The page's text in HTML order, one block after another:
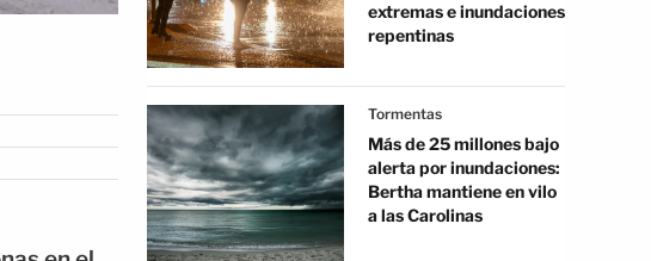
extremas e inundaciones
repentinas
Tormentas
Más de 25 millones bajo
alerta por inundaciones:
Bertha mantiene en vilo
a las Carolinas